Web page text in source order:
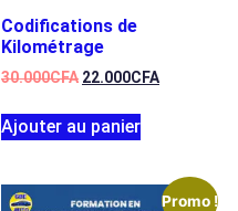
Codifications de
Kilométrage
30.000CFA 22.000CFA
Ajouter au panier
Promo !